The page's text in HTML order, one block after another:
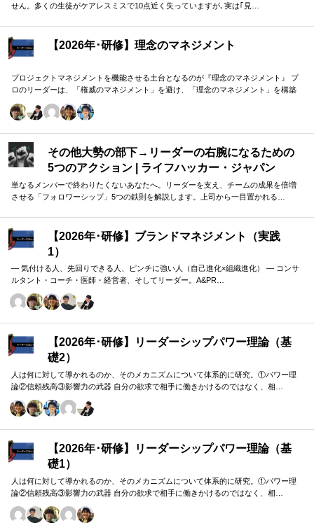
せん。多くの生徒がケアレスミスで10点近く失っていますが､実は｢見…
【2026年･研修】理念のマネジメント
プロジェクトマネジメントを機能させる土台となるのが『理念のマネジメント』 プ
ロのリーダーは、「権威のマネジメント」を避け、「理念のマネジメント」を構築
に尊重する文化を構築したいリーダーのための研修です。
その他大勢の部下→リーダーの右腕になるための
5つのアクション | ライフハッカー・ジャパン
単なるメンバーで終わりたくないあなたへ。リーダーを支え、チームの成果を倍増
させる「フォロワーシップ」5つの鉄則を解説します。上司から一目置かれる…
【2026年･研修】ブランドマネジメント（実践
1）
― 気付ける人、先回りできる人、ピンチに強い人（自己進化×組織進化） ― コンサ
ルタント・コーチ・医師・経営者、そしてリーダー。A&PR…
【2026年･研修】リーダーシップパワー理論（基
礎2）
人は何に対して導かれるのか、そのメカニズムについて体系的に研究。①パワー理
論②信頼残高③影響力の武器 自分の欲求で相手に働きかけるのではなく、相…
【2026年･研修】リーダーシップパワー理論（基
礎1）
人は何に対して導かれるのか、そのメカニズムについて体系的に研究。①パワー理
論②信頼残高③影響力の武器 自分の欲求で相手に働きかけるのではなく、相…